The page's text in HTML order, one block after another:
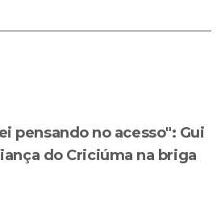
pensando no acesso": Gui
do Criciúma na briga